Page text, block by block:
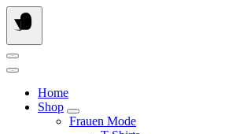
Springe
zum
Inhalt
Home
Shop
Frauen Mode